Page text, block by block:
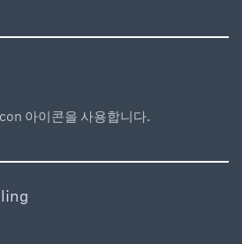
아이콘을 사용합니다.